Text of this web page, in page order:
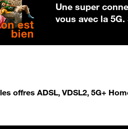
Une super
vous avec la
offres ADSL, VDSL2, 5G+